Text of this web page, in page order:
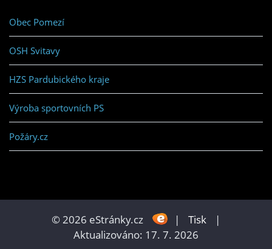
Obec Pomezí
OSH Svitavy
HZS Pardubického kraje
Výroba sportovních PS
Požáry.cz
© 2026 eStránky.cz | Tisk
|
Aktualizováno: 17. 7. 2026